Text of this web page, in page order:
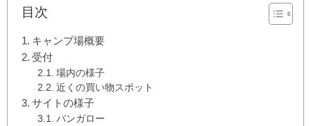
目次
キャンプ場概要
受付
場内の様子
近くの買い物スポット
サイトの様子
バンガロー